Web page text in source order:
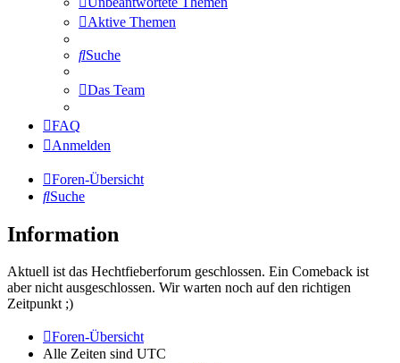
Aktive Themen
Suche
Das Team
FAQ
Anmelden
Foren-Übersicht
Suche
Information
Aktuell ist das Hechtfieberforum geschlossen. Ein Comeback ist
aber nicht ausgeschlossen. Wir warten noch auf den richtigen
Zeitpunkt ;)
Foren-Übersicht
Alle Zeiten sind UTC